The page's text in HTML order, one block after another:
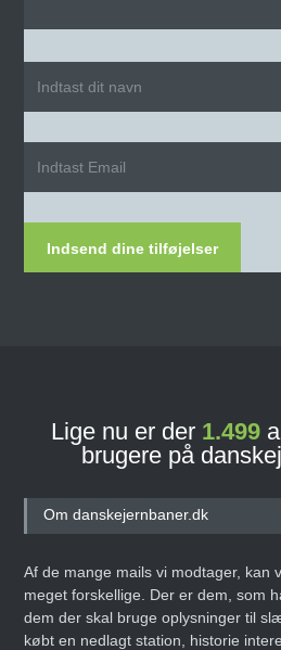
Indsend dine tilføjelser
Lige nu er der 1.499
brugere på
Om danskejernbaner.dk
Af de mange mails vi modtager, kan
meget forskellige. Der er dem, som
dem der skal bruge oplysninger til
købt en nedlagt station, historie